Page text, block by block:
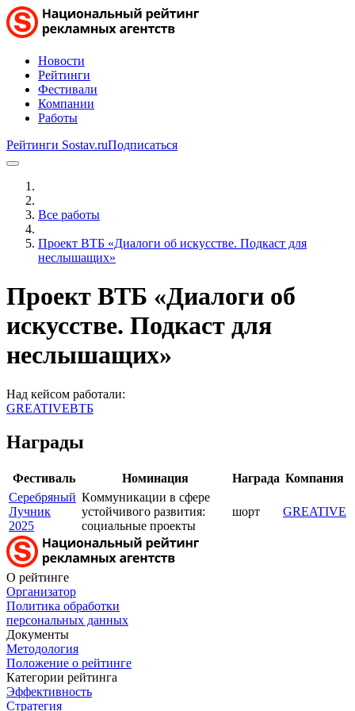
Новости
Рейтинги
Фестивали
Компании
Работы
Рейтинги Sostav.ruПодписаться
Все работы
Проект ВТБ «Диалоги об искусстве. Подкаст для
неслышащих»
Проект ВТБ «Диалоги об
искусстве. Подкаст для
неслышащих»
Над кейсом работали:
GREATIVEВТБ
Награды
Фестиваль Номинация Награда Компания
Серебряный
Лучник
2025
Кoммуникации в сфере
устойчивого развития:
социальные проекты
шорт GREATIVE
О рейтинге
Организатор
Политика обработки
персональных данных
Документы
Методология
Положение о рейтинге
Категории рейтинга
Эффективность
Стратегия